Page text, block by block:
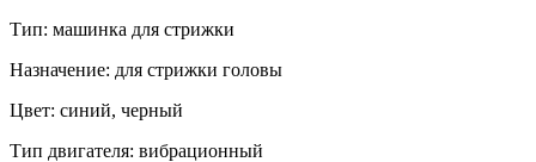
Тип: машинка для стрижки
Назначение: для стрижки головы
Цвет: синий, черный
Тип двигателя: вибрационный